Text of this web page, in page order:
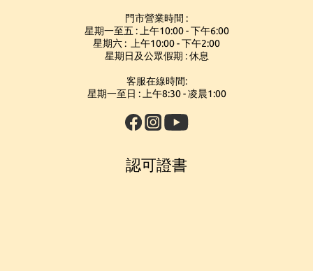
門市營業時間 :
星期一至五 : 上午10:00 - 下午6:00
星期六 : 上午10:00 - 下午2:00
星期日及公眾假期 : 休息
客服在線時間:
星期一至日 : 上午8:30 - 凌晨1:00
認可證書